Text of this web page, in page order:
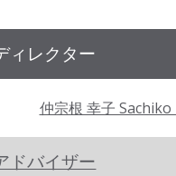
ィレクター
仲宗根 幸子
ドバイザー